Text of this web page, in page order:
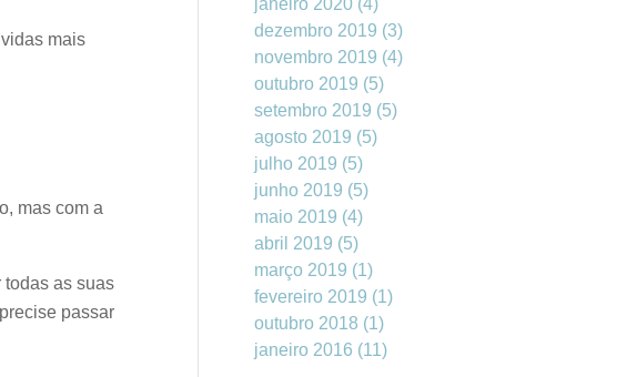
mais
mas com a
todas as suas
passar
janeiro 2020 (4)
dezembro 2019 (3)
novembro 2019 (4)
outubro 2019 (5)
setembro 2019 (5)
agosto 2019 (5)
julho 2019 (5)
junho 2019 (5)
maio 2019 (4)
abril 2019 (5)
março 2019 (1)
fevereiro 2019 (1)
outubro 2018 (1)
janeiro 2016 (11)